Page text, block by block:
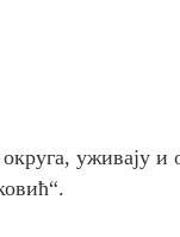
уживају и